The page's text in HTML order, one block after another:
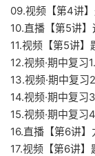
09.视频【第4讲
10.直播【第5讲
11.视频【第5讲
12.视频·期中复习
13.视频·期中复习
14.视频·期中复习
15.视频·期中复习
16.直播【第6讲
17.视频【第6讲